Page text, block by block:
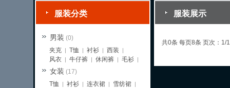
服装展示
共0条 每页8条 页次：1/1
服装分类
男装 (0)
夹克 | T恤 | 衬衫 | 西装 |
风衣 | 牛仔裤 | 休闲裤 | 毛衫 |
女装 (17)
T恤
| 衬衫 | 连衣裙 | 雪纺裙 |